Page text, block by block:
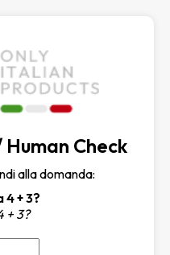
Check
alla domanda:
+ 3?
+ 3?